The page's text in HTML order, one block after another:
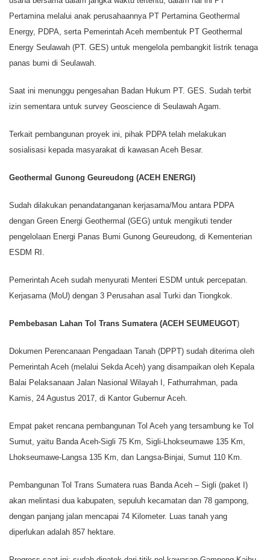
Pertamina melalui anak perusahaannya PT Pertamina Geothermal
Energy, PDPA, serta Pemerintah Aceh membentuk PT Geothermal
Energy Seulawah (PT. GES) untuk mengelola pembangkit listrik tenaga
panas bumi di Seulawah.
Saat ini menunggu pengesahan Badan Hukum PT. GES. Sudah terbit
izin sementara untuk survey Geoscience di Seulawah Agam.
Terkait pembangunan proyek ini, pihak PDPA telah melakukan
sosialisasi kepada masyarakat di kawasan Aceh Besar.
Geothermal Gunong Geureudong (ACEH ENERGI)
Sudah dilakukan penandatanganan kerjasama/Mou antara PDPA
dengan Green Energi Geothermal (GEG) untuk mengikuti tender
pengelolaan Energi Panas Bumi Gunong Geureudong, di Kementerian
ESDM RI.
Pemerintah Aceh sudah menyurati Menteri ESDM untuk percepatan.
Kerjasama (MoU) dengan 3 Perusahan asal Turki dan Tiongkok.
Pembebasan Lahan Tol Trans Sumatera (ACEH SEUMEUGOT)
Dokumen Perencanaan Pengadaan Tanah (DPPT) sudah diterima oleh
Pemerintah Aceh (melalui Sekda Aceh) yang disampaikan oleh Kepala
Balai Pelaksanaan Jalan Nasional Wilayah I, Fathurrahman, pada
Kamis, 24 Agustus 2017, di Kantor Gubernur Aceh.
Empat paket rencana pembangunan Tol Aceh yang tersambung ke Tol
Sumut, yaitu Banda Aceh-Sigli 75 Km, Sigli-Lhokseumawe 135 Km,
Lhokseumawe-Langsa 135 Km, dan Langsa-Binjai, Sumut 110 Km.
Pembangunan Tol Trans Sumatera ruas Banda Aceh – Sigli (paket I)
akan melintasi dua kabupaten, sepuluh kecamatan dan 78 gampong,
dengan panjang jalan mencapai 74 Kilometer. Luas tanah yang
diperlukan adalah 857 hektare.